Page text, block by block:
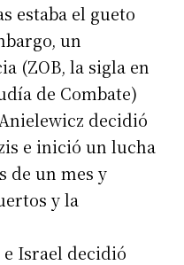
estaba el gueto
un
(ZOB, la sigla en
de Combate)
decidió
e inició un lucha
de un mes y
y la
e Israel decidió